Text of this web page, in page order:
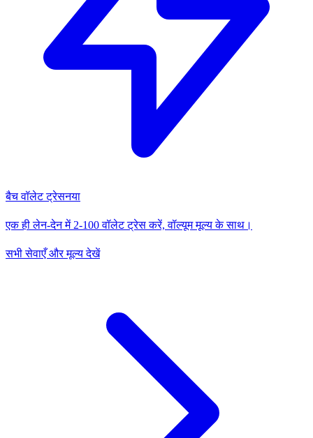
बैच वॉलेट ट्रेसनया
एक ही लेन-देन में 2-100 वॉलेट ट्रेस करें, वॉल्यूम मूल्य के साथ।
सभी सेवाएँ और मूल्य देखें